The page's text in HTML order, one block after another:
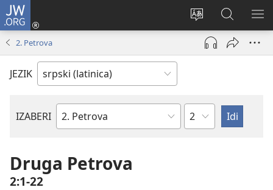
JW.ORG
Promeni
jezik
sajta
Prijava
(otvara
prozor)
Pretraga
sajta
JW.ORG
2. Petrova
JEZIK
IZABERI
Biblijska
Poglavlje
Druga Petrova
2:1-22